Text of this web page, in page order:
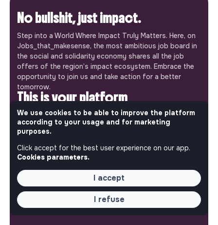
No bullshit, just impact.
Step into a World Where Impact Truly Matters. Here, on
Jobs_that_makesense, the most ambitious job board in
the social and solidarity economy shares all the job
offers of the region’s impact ecosystem. Embrace the
opportunity to join us and take action for a better
tomorrow.
This is your platform
Jobs_that_makesense is a free service brought to you
by the makesense association. Use its potential to
accelerate your projects and contribute to building a
more respectful, inclusive and sustainable society.
Our mobile app
Get jobs that make sense on your phone so you never
miss an opportunity.
iPhone Android
We use cookies to be able to improve the platform
according to your usage and for marketing
purposes.
Click accept for the best user experience on our app.
Cookies parameters.
I accept
I refuse